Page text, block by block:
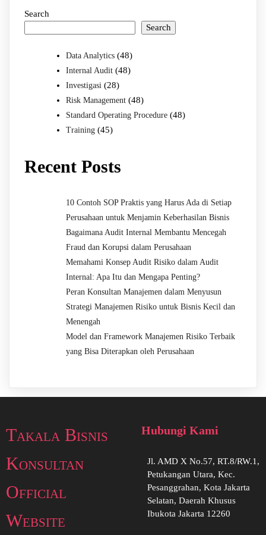
Search
Search
Data Analytics (48)
Internal Audit (48)
Investigasi (28)
Risk Management (48)
Standard Operating Procedure (48)
Training (45)
Recent Posts
10 Contoh SOP Praktis yang Harus Ada di Setiap
Perusahaan untuk Menjamin Keberhasilan Bisnis
Bagaimana Audit Internal Membantu Mencegah
Fraud dan Korupsi dalam Perusahaan
Memahami Konsep Audit Risiko dalam Audit
Internal: Apa Itu dan Mengapa Penting?
Peran Konsultan Manajemen dalam Menyusun
Strategi Manajemen Risiko untuk Bisnis Kecil dan
Menengah
Model dan Framework Manajemen Risiko Terbaik
yang Bisa Diterapkan oleh Perusahaan
Takala Bisnis
Konsultan
Official
Website
Hubungi Kami
Jl. AMD X No.57, RT.8/RW.1,
Petukangan Utara, Kec.
Pesanggrahan, Kota Jakarta
Selatan, Daerah Khusus
Ibukota Jakarta 12260